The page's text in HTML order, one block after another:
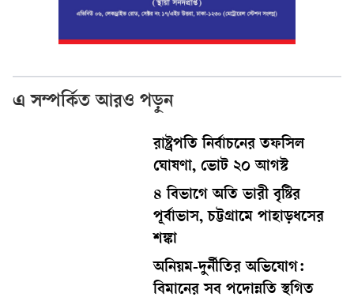
এ সম্পর্কিত আরও পড়ুন
রাষ্ট্রপতি নির্বাচনের তফসিল
ঘোষণা, ভোট ২০ আগস্ট
৪ বিভাগে অতি ভারী বৃষ্টির
পূর্বাভাস, চট্টগ্রামে পাহাড়ধসের
শঙ্কা
অনিয়ম-দুর্নীতির অভিযোগ:
বিমানের সব পদোন্নতি স্থগিত